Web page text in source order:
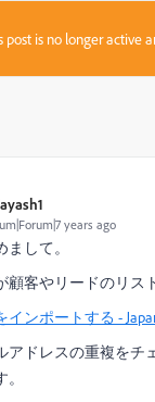
post is no longer active
years ago
して。
顧客やリードのリス
ンポートする -
アドレスの重複を